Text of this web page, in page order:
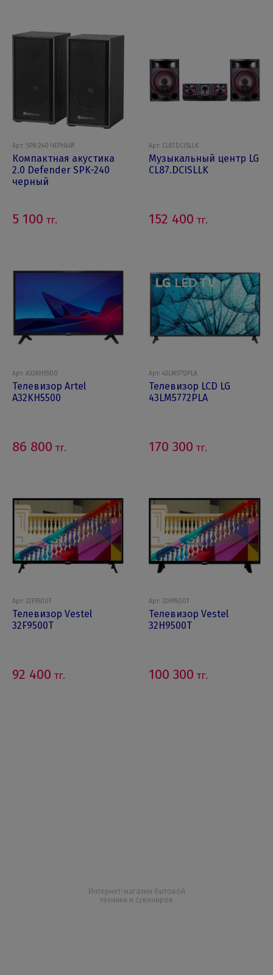
Арт: SPK-240 ЧЕРНЫЙ
Компактная акустика
2.0 Defender SPK-240
черный
5 100 тг.
Арт: CL87.DCISLLK
Музыкальный центр LG
CL87.DCISLLK
152 400 тг.
Арт: A32KH5500
Телевизор Artel
A32KH5500
86 800 тг.
Арт: 43LM5772PLA
Телевизор LCD LG
43LM5772PLA
170 300 тг.
Арт: 32F9500T
Телевизор Vestel
32F9500T
92 400 тг.
Арт: 32H9500T
Телевизор Vestel
32H9500T
100 300 тг.
Интернет-магазин бытовой
техники и сувениров